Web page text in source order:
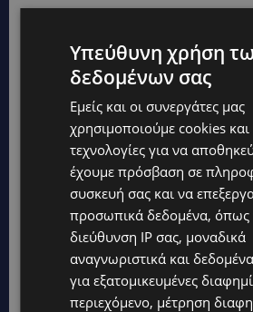
Hot this week
STORIES
ΓΕΝΕΘΛΙΟΣ ΗΜΕΡΑ: Η ηλικία
Οι άνθρωποι και οι στιγμές
ιστορία
Υπεύθυνη χρήση
δεδομένων σας
Εμείς και οι συνεργάτες μας
χρησιμοποιούμε cookies
τεχνολογίες για να
έχουμε πρόσβαση σε
συσκευή σας και να
προσωπικά δεδομένα, όπως
διεύθυνση IP σας, μοναδικά
αναγνωριστικά και
για εξατομικευμένες
περιεχόμενο, μέτρηση